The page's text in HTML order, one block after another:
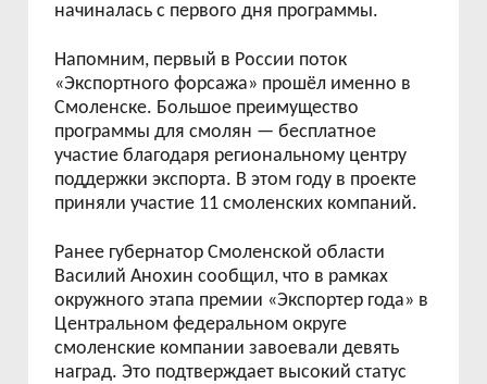
начиналась с первого дня программы.
Напомним, первый в России поток
«Экспортного форсажа» прошёл именно в
Смоленске. Большое преимущество
программы для смолян — бесплатное
участие благодаря региональному центру
поддержки экспорта. В этом году в проекте
приняли участие 11 смоленских компаний.
Ранее губернатор Смоленской области
Василий Анохин сообщил, что в рамках
окружного этапа премии «Экспортер года» в
Центральном федеральном округе
смоленские компании завоевали девять
наград. Это подтверждает высокий статус